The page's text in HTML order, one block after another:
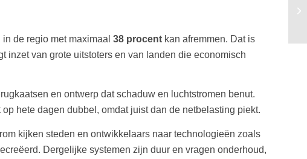
de regio met maximaal 38 procent kan afremmen. Dat is
inzet van grote uitstoters en van landen die economisch
en ontwerp dat schaduw en luchtstromen benut.
hete dagen dubbel, omdat juist dan de netbelasting piekt.
kijken steden en ontwikkelaars naar technologieën zoals
Dergelijke systemen zijn duur en vragen onderhoud,